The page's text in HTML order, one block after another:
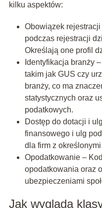
kilku aspektów:
Obowiązek
podczas rejestracji
Określają one profil
Identyfikacja branży
takim jak GUS czy
branży, co ma
statystycznych oraz
podatkowych.
Dostęp do dotacji i
finansowego i ulg
dla firm z
Opodatkowanie –
opodatkowania oraz
ubezpieczeniami
Jak wygląda